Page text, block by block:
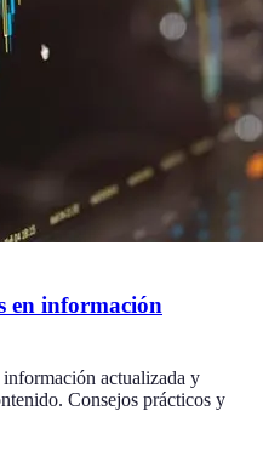
en información
actualizada y
Consejos prácticos y